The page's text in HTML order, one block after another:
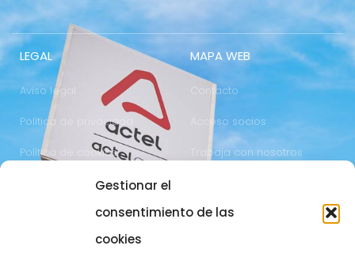
Gestionar el
consentimiento de las
cookies
LEGAL
Aviso legal
Política de privacidad
Política de cookies
MAPA WEB
Contacto
Acceso socios
Trabaja con nosotros
973 700 800
comunicacio@actel.es